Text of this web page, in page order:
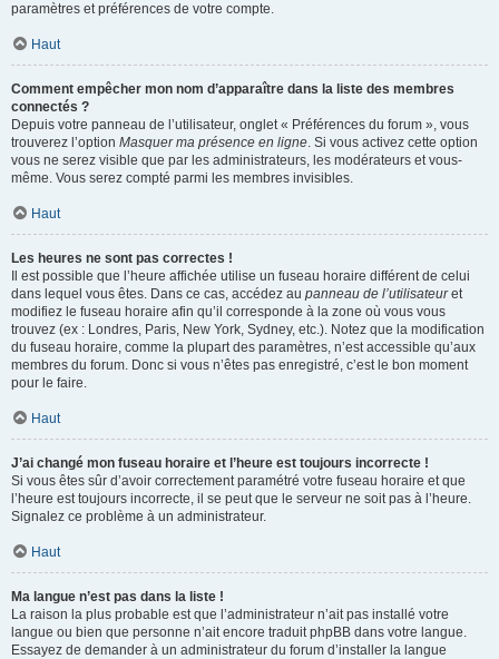
paramètres et préférences de votre compte.
Haut
Comment empêcher mon nom d’apparaître dans la liste des membres
connectés ?
Depuis votre panneau de l’utilisateur, onglet « Préférences du forum », vous
trouverez l’option Masquer ma présence en ligne. Si vous activez cette option
vous ne serez visible que par les administrateurs, les modérateurs et vous-
même. Vous serez compté parmi les membres invisibles.
Haut
Les heures ne sont pas correctes !
Il est possible que l’heure affichée utilise un fuseau horaire différent de celui
dans lequel vous êtes. Dans ce cas, accédez au panneau de l’utilisateuret
modifiez le fuseau horaire afin qu’il corresponde à la zone où vous vous
trouvez (ex : Londres, Paris, New York, Sydney, etc.). Notez que la modification
du fuseau horaire, comme la plupart des paramètres, n’est accessible qu’aux
membres du forum. Donc si vous n’êtes pas enregistré, c’est le bon moment
pour le faire.
Haut
J’ai changé mon fuseau horaire et l’heure est toujours incorrecte !
Si vous êtes sûr d’avoir correctement paramétré votre fuseau horaire et que
l’heure est toujours incorrecte, il se peut que le serveur ne soit pas à l’heure.
Signalez ce problème à un administrateur.
Haut
Ma langue n’est pas dans la liste !
La raison la plus probable est que l’administrateur n’ait pas installé votre
langue ou bien que personne n’ait encore traduit phpBB dans votre langue.
Essayez de demander à un administrateur du forum d’installer la langue